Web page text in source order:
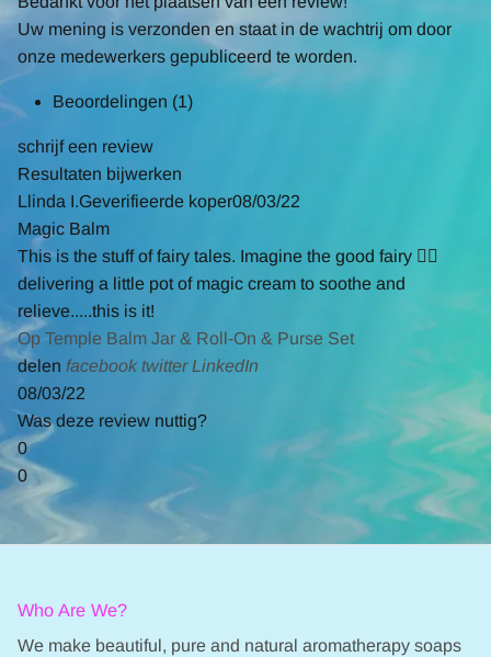
Uw mening is verzonden en staat in de wachtrij om door
onze medewerkers gepubliceerd te worden.
Beoordelingen (1)
schrijf een review
Resultaten bijwerken
L linda I.Geverifieerde koper5.0
rating
08/03/22
Magic Balm
Review
by
linda
I.
on
3
Aug
2022
review
stating
Magic
Balm
This is the stuff of fairy tales. Imagine the good fairy 🧚‍♂️
delivering a little pot of magic cream to soothe and
relieve.....this is it!
Op Temple Balm Jar & Roll-On & Purse Set
delen '
Share
Review
linda
on
2022
facebook facebook
Review
I.
twitter twitter
Review
on
LinkedIn
by
08/03/22
Was deze review nuttig?
0
0
Who Are We?
We make beautiful, pure and natural aromatherapy soaps